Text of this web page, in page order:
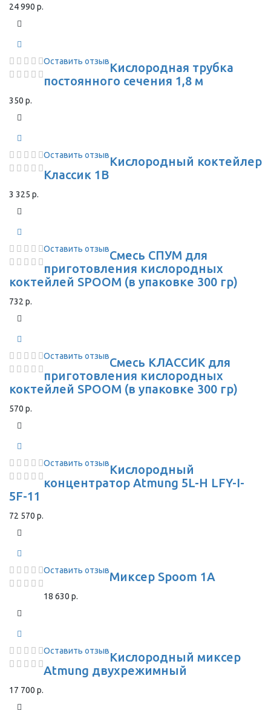
24 990 р.
Оставить отзывКислородная трубка
постоянного сечения 1,8 м
350 р.
Оставить отзывКислородный коктейлер
Классик 1В
3 325 р.
Оставить отзывСмесь СПУМ для
приготовления кислородных
коктейлей SPOOM (в упаковке 300 гр)
732 р.
Оставить отзывСмесь КЛАССИК для
приготовления кислородных
коктейлей SPOOM (в упаковке 300 гр)
570 р.
Оставить отзывКислородный
концентратор Atmung 5L-H LFY-I-
5F-11
72 570 р.
Оставить отзывМиксер Spoom 1A
18 630 р.
Оставить отзывКислородный миксер
Atmung двухрежимный
17 700 р.